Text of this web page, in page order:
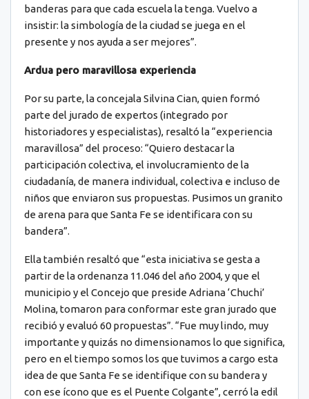
banderas para que cada escuela la tenga. Vuelvo a
insistir: la simbología de la ciudad se juega en el
presente y nos ayuda a ser mejores”.
Ardua pero maravillosa experiencia
Por su parte, la concejala Silvina Cian, quien formó
parte del jurado de expertos (integrado por
historiadores y especialistas), resaltó la “experiencia
maravillosa” del proceso: “Quiero destacar la
participación colectiva, el involucramiento de la
ciudadanía, de manera individual, colectiva e incluso de
niños que enviaron sus propuestas. Pusimos un granito
de arena para que Santa Fe se identificara con su
bandera”.
Ella también resaltó que “esta iniciativa se gesta a
partir de la ordenanza 11.046 del año 2004, y que el
municipio y el Concejo que preside Adriana ‘Chuchi’
Molina, tomaron para conformar este gran jurado que
recibió y evaluó 60 propuestas”. “Fue muy lindo, muy
importante y quizás no dimensionamos lo que significa,
pero en el tiempo somos los que tuvimos a cargo esta
idea de que Santa Fe se identifique con su bandera y
con ese ícono que es el Puente Colgante”, cerró la edil